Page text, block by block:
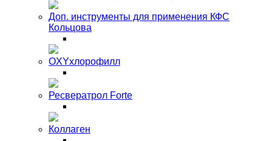
Доп. инструменты для применения КФС
Кольцова
OXYхлорофилл
Ресвератрол Forte
Коллаген